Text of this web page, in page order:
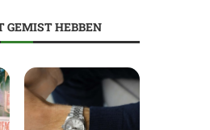
GEMIST HEBBEN